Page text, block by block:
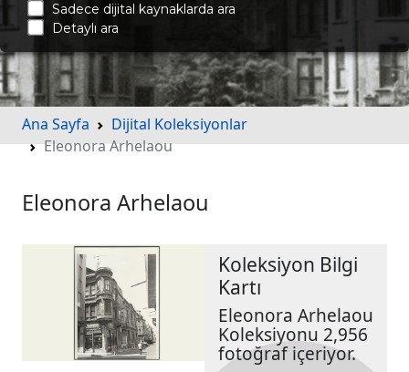
Sadece dijital kaynaklarda ara
Detaylı ara
Ana Sayfa
Dijital Koleksiyonlar
Eleonora Arhelaou
Eleonora Arhelaou
Koleksiyon Bilgi
Kartı
Eleonora Arhelaou
Koleksiyonu 2,956
fotoğraf içeriyor.